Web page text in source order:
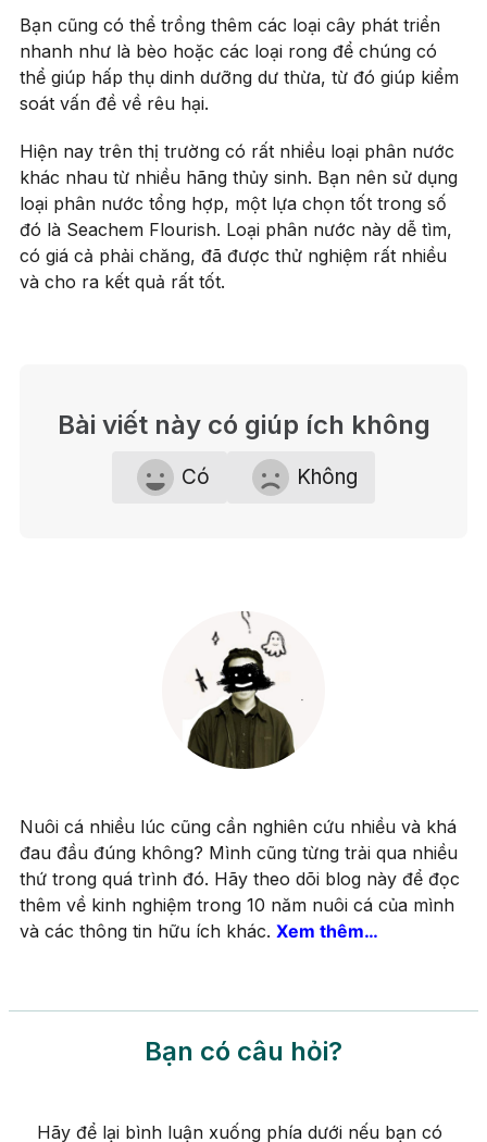
Bạn cũng có thể trồng thêm các loại cây phát triển
nhanh như là bèo hoặc các loại rong để chúng có
thể giúp hấp thụ dinh dưỡng dư thừa, từ đó giúp kiểm
soát vấn đề về rêu hại.
Hiện nay trên thị trường có rất nhiều loại phân nước
khác nhau từ nhiều hãng thủy sinh. Bạn nên sử dụng
loại phân nước tổng hợp, một lựa chọn tốt trong số
đó là Seachem Flourish. Loại phân nước này dễ tìm,
có giá cả phải chăng, đã được thử nghiệm rất nhiều
và cho ra kết quả rất tốt.
Bài viết này có giúp ích không
Có Không
Nuôi cá nhiều lúc cũng cần nghiên cứu nhiều và khá
đau đầu đúng không? Mình cũng từng trải qua nhiều
thứ trong quá trình đó. Hãy theo dõi blog này để đọc
thêm về kinh nghiệm trong 10 năm nuôi cá của mình
và các thông tin hữu ích khác. Xem thêm…
Bạn có câu hỏi?
Hãy để lại bình luận xuống phía dưới nếu bạn có